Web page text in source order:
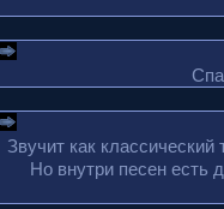
Звучит как
Но внутри песен есть